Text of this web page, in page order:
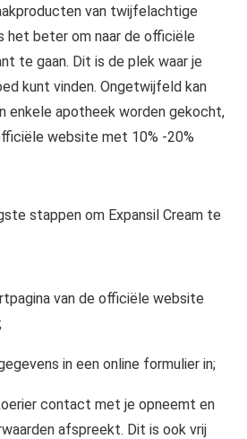
van twijfelachtige
beter om naar de officiële
te gaan. Dit is de plek waar je
kunt vinden. Ongetwijfeld kan
enkele apotheek worden gekocht,
website met 10% -20%
stappen om Expansil Cream te
van de officiële website
in een online formulier in;
contact met je opneemt en
afspreekt. Dit is ook vrij